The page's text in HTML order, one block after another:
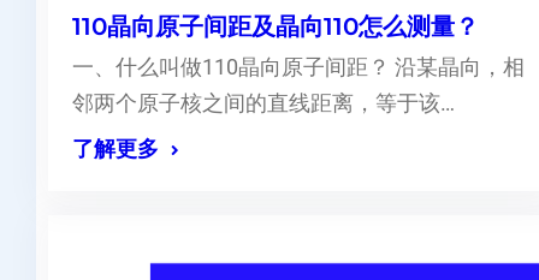
110晶向原子间距及晶向110怎么测量？
一、什么叫做110晶向原子间距？ 沿某晶向，相
邻两个原子核之间的直线距离，等于该…
了解更多